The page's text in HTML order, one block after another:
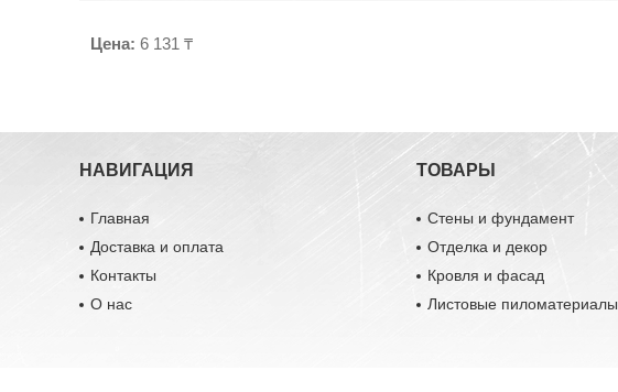
Цена: 6 131 ₸
НАВИГАЦИЯ
Главная
Доставка и оплата
Контакты
О нас
ТОВАРЫ
Стены и фундамент
Отделка и декор
Кровля и фасад
Листовые пиломатериалы